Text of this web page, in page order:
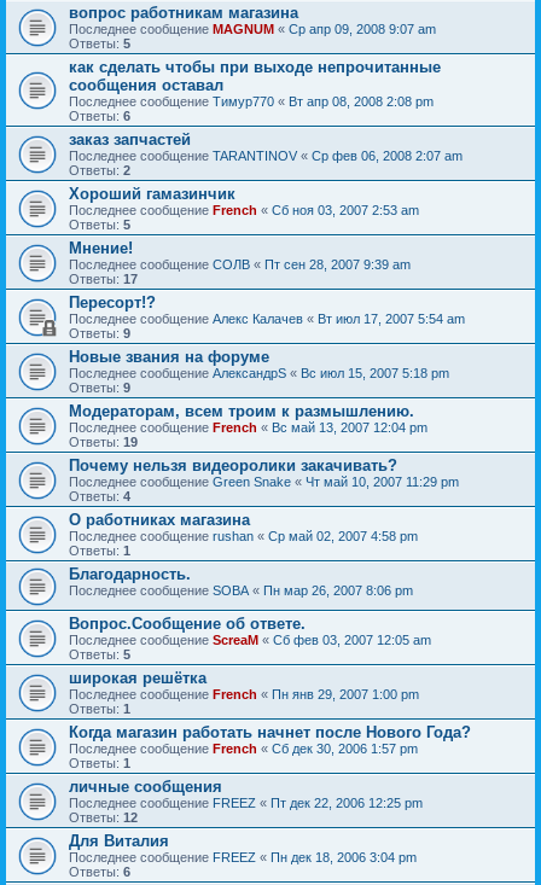
вопрос работникам магазина
Последнее сообщение MAGNUM « Ср апр 09, 2008 9:07 am
Ответы: 5
как сделать чтобы при выходе непрочитанные
сообщения оставал
Последнее сообщение Тимур770 « Вт апр 08, 2008 2:08 pm
Ответы: 6
заказ запчастей
Последнее сообщение TARANTINOV « Ср фев 06, 2008 2:07 am
Ответы: 2
Хороший гамазинчик
Последнее сообщение French « Сб ноя 03, 2007 2:53 am
Ответы: 5
Мнение!
Последнее сообщение СОЛВ « Пт сен 28, 2007 9:39 am
Ответы: 17
Пересорт!?
Последнее сообщение Алекс Калачев « Вт июл 17, 2007 5:54 am
Ответы: 9
Новые звания на форуме
Последнее сообщение АлександрS « Вс июл 15, 2007 5:18 pm
Ответы: 9
Модераторам, всем троим к размышлению.
Последнее сообщение French « Вс май 13, 2007 12:04 pm
Ответы: 19
Почему нельзя видеоролики закачивать?
Последнее сообщение Green Snake « Чт май 10, 2007 11:29 pm
Ответы: 4
О работниках магазина
Последнее сообщение rushan « Ср май 02, 2007 4:58 pm
Ответы: 1
Благодарность.
Последнее сообщение SOBA « Пн мар 26, 2007 8:06 pm
Вопрос.Сообщение об ответе.
Последнее сообщение ScreaM « Сб фев 03, 2007 12:05 am
Ответы: 5
широкая решётка
Последнее сообщение French « Пн янв 29, 2007 1:00 pm
Ответы: 1
Когда магазин работать начнет после Нового Года?
Последнее сообщение French « Сб дек 30, 2006 1:57 pm
Ответы: 1
личные сообщения
Последнее сообщение FREEZ « Пт дек 22, 2006 12:25 pm
Ответы: 12
Для Виталия
Последнее сообщение FREEZ « Пн дек 18, 2006 3:04 pm
Ответы: 6